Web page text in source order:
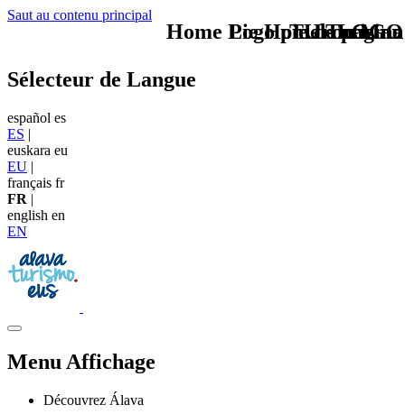
Saut au contenu principal
TU - LOGO
Sélecteur de Langue
español es
ES |
euskara eu
EU |
français fr
FR |
english en
EN
Menu Affichage
Découvrez Álava
Iron Man
Home Logo pie de página
Pie Home Turismo